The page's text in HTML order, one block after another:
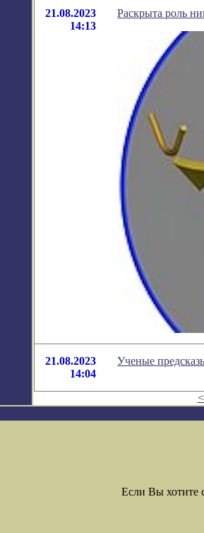
21.08.2023
14:13
Раскрыта роль
21.08.2023
14:04
Ученые
Если Вы хотите